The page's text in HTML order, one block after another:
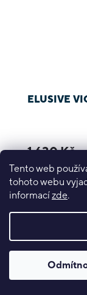
Tento web
tohoto webu
informacízde.
ELUSIVE
1 630 Kč